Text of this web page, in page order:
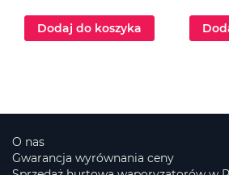
Dodaj do koszyka
O nas
Gwarancja wyrównania ceny